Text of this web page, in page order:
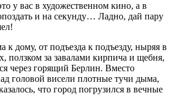
у вас в художественном кино, а в
и на секунду… Ладно, дай пару
к дому, от подъезда к подъезду, ныряя в
ползком за завалами кирпича и щебня,
через горящий Берлин. Вместо
головой висели плотные тучи дыма,
что город погрузился в вечные